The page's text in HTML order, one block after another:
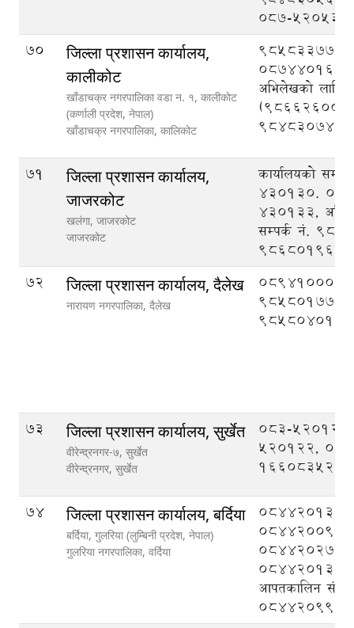
०८७-५२०५३०
70
जिल्ला प्रशासन कार्यालय,
कालीकोट
खाँडाचक्र नगरपालिका वडा न‌‍. १, कालीकाेट
(कर्णाली प्रदेश, नेपाल)
खाँडाचक्र नगरपालिका, कालिकोट
087440162,
अभिलेखको लागि
71
जिल्ला प्रशासन कार्यालय,
जाजरकोट
खलंगा, जाजरकोट
जाजरकोट
कार्यालयको
430130.
430133,
सम्पर्क नं.
9868019604
72
जिल्ला प्रशासन कार्यालय, दैलेख
नारायण नगरपालिका, दैलेख
089410008,
9858040126
73 जिल्ला प्रशासन कार्यालय, सुर्खेत
वीरेन्द्रनगर-७, सुर्खेत
वीरेन्द्रनगर, सुर्खेत
083-
520122,
74 जिल्ला प्रशासन कार्यालय, बर्दिया
बर्दिया, गुलरिया (लुम्बिनी प्रदेश, नेपाल)
गुलरिया नगरपालिका, वर्दिया
084420133,
084420095,
084420276,
084420132,
आपतकालिन
084420999